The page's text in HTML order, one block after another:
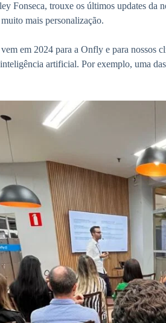
Fonseca, trouxe os últimos updates da
mais personalização.
em 2024 para a Onfly e para
artificial. Por exemplo, uma